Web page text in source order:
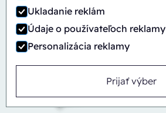
Ukladanie reklám
Údaje o používateľoch reklamy
Personalizácia reklamy
Prijať výber